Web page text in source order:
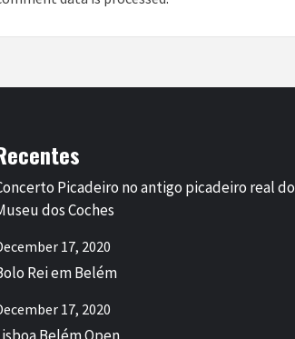
Picadeiro no antigo picadeiro real do
dos Coches
17, 2020
Rei em Belém
17, 2020